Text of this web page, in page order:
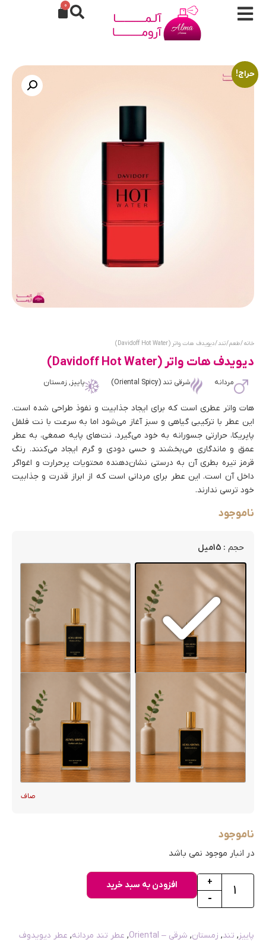
0
حراج!
خانه/طعم/تند/ دیویدف هات واتر (Davidoff Hot Water)
دیویدف هات واتر (Davidoff Hot Water)
مردانه شرقی تند (Oriental Spicy) پاییز, زمستان
هات واتر عطری است که برای ایجاد جذابیت و نفوذ طراحی شده است.
این عطر با ترکیبی گیاهی و سبز آغاز می‌شود اما به سرعت با نت فلفل
پاپریکا، حرارتی جسورانه به خود می‌گیرد. نت‌های پایه صمغی، به عطر
عمق و ماندگاری می‌بخشند و حسی دودی و گرم ایجاد می‌کنند. رنگ
قرمز تیره بطری آن به درستی نشان‌دهنده محتویات پرحرارت و اغواگر
داخل آن است. این عطر برای مردانی است که از ابراز قدرت و جذابیت
خود ترسی ندارند.
ناموجود
حجم : 15میل
صاف
ناموجود
در انبار موجود نمی باشد
-
+ افزودن به سبد خرید
پاییز, تند, زمستان, شرقی – Oriental , عطر تند مردانه, عطر دیویدوف